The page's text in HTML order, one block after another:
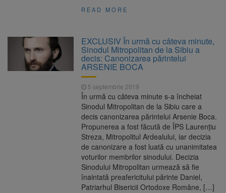
READ MORE
EXCLUSIV În urmă cu câteva minute,
Sinodul Mitropolitan de la Sibiu a
decis: Canonizarea părintelui
ARSENIE BOCA
5 septembrie 2019
În urmă cu câteva minute s-a încheiat
Sinodul Mitropolitan de la Sibiu care a
decis canonizarea părintelui Arsenie Boca.
Propunerea a fost făcută de ÎPS Laurențiu
Streza, Mitropolitul Ardealului, iar decizia
de canonizare a fost luată cu unanimitatea
voturilor membrilor sinodului. Decizia
Sinodului Mitropolitan urmează să fie
înaintată preafericitului părinte Daniel,
Patriarhul Bisericii Ortodoxe Române, […]